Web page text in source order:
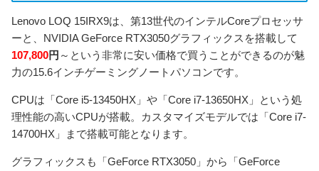
Lenovo LOQ 15IRX9は、第13世代のインテルCoreプロセッサ
ーと、NVIDIA GeForce RTX3050グラフィックスを搭載して
107,800円 ～という非常に安い価格で買うことができるのが魅
力の15.6インチゲーミングノートパソコンです。
CPUは「Core i5-13450HX」や「Core i7-13650HX」という処
理性能の高いCPUが搭載。カスタマイズモデルでは「Core i7-
14700HX」まで搭載可能となります。
グラフィックスも「GeForce RTX3050」から「GeForce